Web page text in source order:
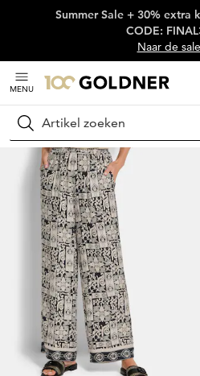
Skip naar hoofdinhoud
Summer Sale + 30% extra
CODE:
Naar de sale
MENU
Zoeken
Thuis Damesmode